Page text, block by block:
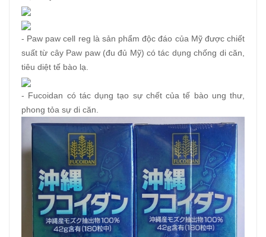
- Paw paw cell reg là sản phẩm độc đáo của Mỹ được chiết
suất từ cây Paw paw (đu đủ Mỹ) có tác dụng chống di căn,
tiêu diệt tế bào lạ.
- Fucoidan có tác dụng tạo sự chết của tế bào ung thư,
phong tỏa sự di căn.